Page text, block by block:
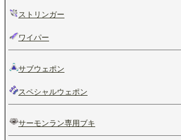
ストリンガー
ワイパー
サブウェポン
スペシャルウェポン
サーモンラン専用ブキ